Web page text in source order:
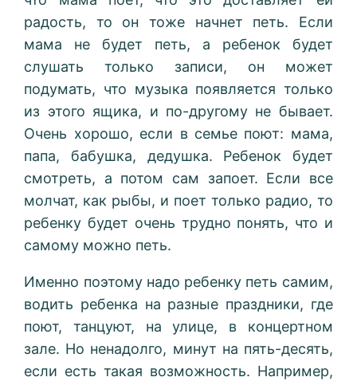
радость, то он тоже начнет петь. Если
мама не будет петь, а ребенок будет
слушать только записи, он может
подумать, что музыка появляется только
из этого ящика, и по-другому не бывает.
Очень хорошо, если в семье поют: мама,
папа, бабушка, дедушка. Ребенок будет
смотреть, а потом сам запоет. Если все
молчат, как рыбы, и поет только радио, то
ребенку будет очень трудно понять, что и
самому можно петь.
Именно поэтому надо ребенку петь самим,
водить ребенка на разные праздники, где
поют, танцуют, на улице, в концертном
зале. Но ненадолго, минут на пять-десять,
если есть такая возможность. Например,